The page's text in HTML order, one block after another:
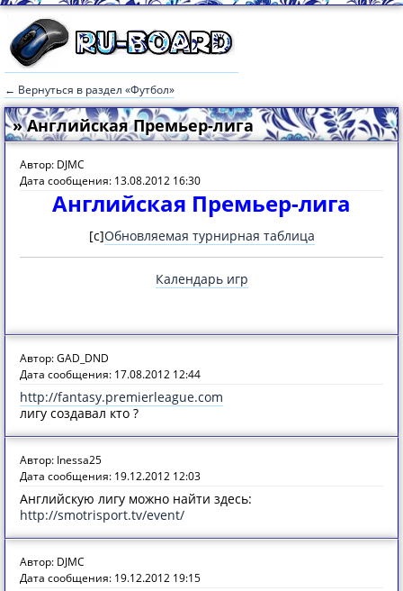
← Вернуться в раздел «Футбол»
» Английская Премьер-лига
Автор: DJMC
Дата сообщения: 13.08.2012 16:30
Английская Премьер-лига
[c]Обновляемая турнирная таблица
Календарь игр
Автор: GAD_DND
Дата сообщения: 17.08.2012 12:44
http://fantasy.premierleague.com
лигу создавал кто ?
Автор: Inessa25
Дата сообщения: 19.12.2012 12:03
Английскую лигу можно найти здесь:
http://smotrisport.tv/event/
Автор: DJMC
Дата сообщения: 19.12.2012 19:15